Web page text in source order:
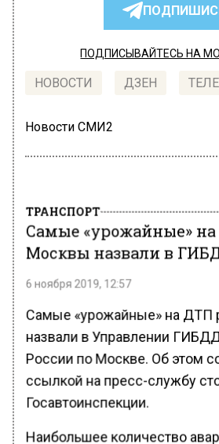
ПОДПИСЫВАЙТЕСЬ НА
НОВОСТИ ДЗЕН
Новости СМИ2
ТРАНСПОРТ
Самые «урожайные»
Москвы назвали в
6 ноября 2019, 12:57
Самые «урожайные» на ДТП
назвали в Управлении
России по Москве. Об этом
ссылкой на пресс-службу
Госавтоинспекции.
Наибольшее количество